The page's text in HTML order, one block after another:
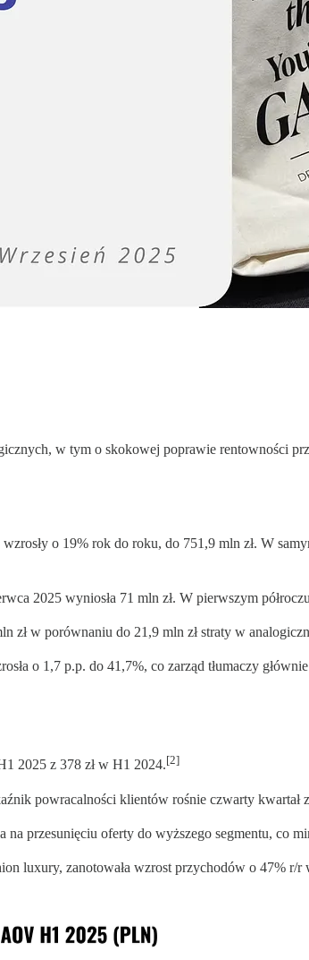
w tym o skokowej poprawie rentowności
o 19% rok do roku, do 751,9 mln zł. W
2025 wyniosła 71 mln zł. W pierwszym
zł w porównaniu do 21,9 mln zł straty w
o 1,7 p.p. do 41,7%, co zarząd tłumaczy
2025 z 378 zł w H1 2024.[2]
powracalności klientów rośnie czwarty kwartał
na przesunięciu oferty do wyższego segmentu,
luxury, zanotowała wzrost przychodów o 47%